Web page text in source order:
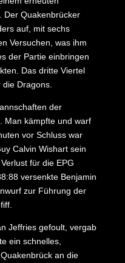
Der Quakenbrücker
auf, mit sechs
Versuchen, was ihm
der Partie einbringen
Das dritte Viertel
Dragons.
der
Man kämpfte und warf
vor Schluss war
Calvin Wishart sein
für die EPG
versenkte Benjamin
zur Führung der
Jeffries gefoult, vergab
ein schnelles,
an die